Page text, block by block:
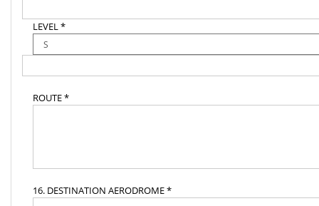
LEVEL *
ROUTE *
16. DESTINATION AERODROME *